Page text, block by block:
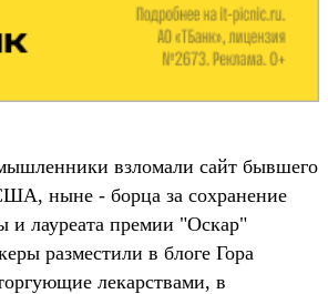
взломали сайт бывшего
ныне - борца за сохранение
и лауреата премии "Оскар"
разместили в блоге Гора
лекарствами, в